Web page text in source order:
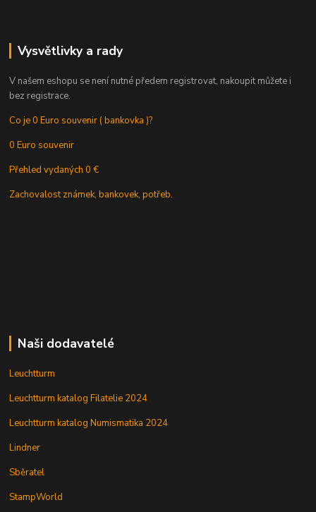
Vysvětlivky a rady
V našem eshopu se není nutné předem registrovat, nakoupit můžete i
bez registrace.
Co je 0 Euro souvenir ( bankovka )?
0 Euro souvenir
Přehled vydaných 0 €
Zachovalost známek, bankovek, potřeb.
Naši dodavatelé
Leuchtturm
Leuchtturm katalog Filatelie 2024
Leuchtturm katalog Numismatika 2024
Lindner
Sběratel
StampWorld